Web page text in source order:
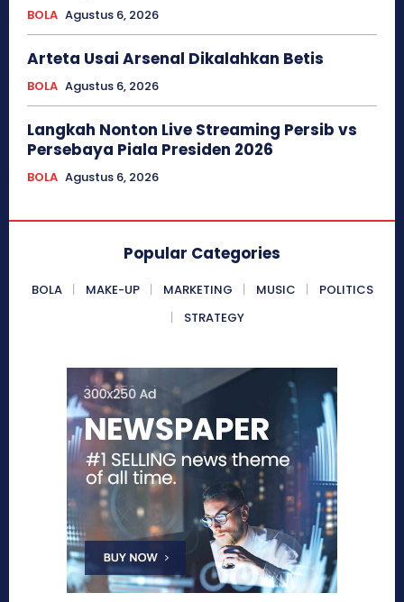
BOLA Agustus 6, 2026
Arteta Usai Arsenal Dikalahkan Betis
BOLA Agustus 6, 2026
Langkah Nonton Live Streaming Persib vs
Persebaya Piala Presiden 2026
BOLA Agustus 6, 2026
Popular Categories
BOLA MAKE-UP MARKETING MUSIC
POLITICS
STRATEGY